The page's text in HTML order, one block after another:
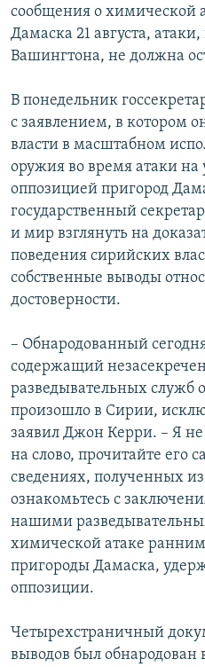
сообщения о химической
Дамаска 21 августа,
Вашингтона, не должна
В понедельник
с заявлением, в котором
власти в масштабном
оружия во время атаки
оппозицией пригород
государственный
и мир взглянуть на
поведения сирийских
собственные выводы
достоверности.
– Обнародованный
содержащий
разведывательных служб
произошло в Сирии,
заявил Джон Керри. – Я
на слово, прочитайте его
сведениях, полученных
ознакомьтесь с
нашими
химической атаке ранним
пригороды Дамаска,
оппозиции.
Четырехстраничный
выводов был обнародован